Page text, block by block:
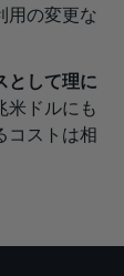
用の変更な
として理に
米ドルにも
コストは相